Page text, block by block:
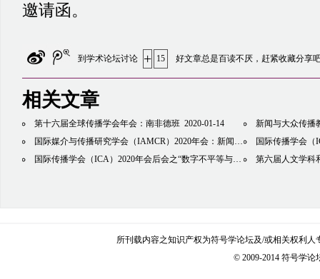
邀请函。
到学术论坛讨论 + 15 好文章总是百读不厌，赶紧收藏分享
相关文章
第十六届全球传播学会年会：南非德班 2020-01-14
国际媒介与传播研究学会（IAMCR）2020年会：新闻研究与教育分会
2020-
国际传播学会（ICA）2020年会后会之“数字不平等与新兴技术：体制、空间与想象”国际学术研讨会：澳大利亚悉尼大学
新闻与大众传播教
国际传播学会（ICA）2020
第六届人文学科
所刊载内容之知识产权为符号学论坛及/或相关权利
© 2009-2014 符号学论